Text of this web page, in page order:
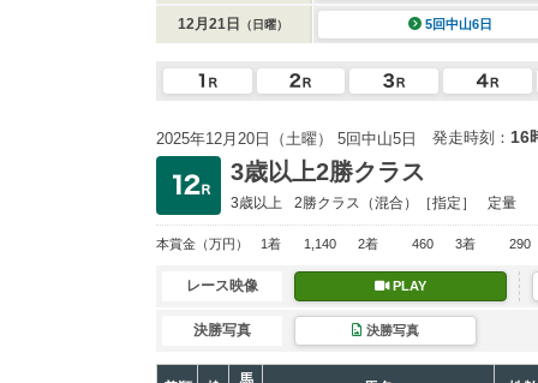
12月21日 （日曜） 5回中山6日
2025年12月20日（土曜） 5回中山5日 発走時刻： 16
3歳以上2勝クラス
3歳以上 2勝クラス （混合）［指定］ 定量
本賞金 （万円） 1着 1,140 2着 460 3着 290
レース映像 PLAY
決勝写真 決勝写真
馬